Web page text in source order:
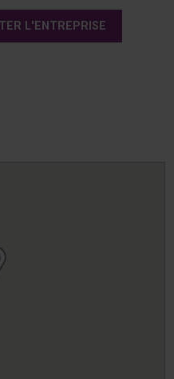
L'ENTREPRISE